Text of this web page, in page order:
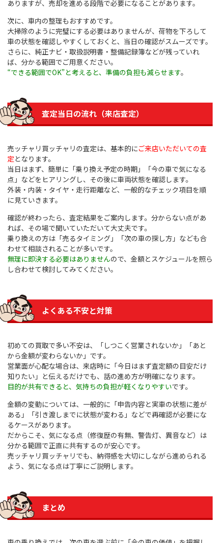
ありますが、売却を進める段階で必要になることがあります。
次に、車内の整理もおすすめです。
大掃除のように完璧にする必要はありませんが、荷物を下ろして
車の状態を確認しやすくしておくと、当日の確認がスムーズです。
さらに、純正ナビ・取扱説明書・整備記録簿などが残っていれ
ば、分かる範囲でご用意ください。
“できる範囲でOK”と考えると、準備の負担も減らせます。
査定当日の流れ（来店査定）
売ッチャリ買ッチャリの査定は、基本的にご来店いただいての査
定となります。
当日はまず、簡単に「乗り換え予定の時期」「今の車で気になる
点」などをヒアリングし、その後に車両状態を確認します。
外装・内装・タイヤ・走行距離など、一般的なチェック項目を順
に見ていきます。
確認が終わったら、査定結果をご案内します。分からない点があ
れば、その場で聞いていただいて大丈夫です。
乗り換えの方は「売るタイミング」「次の車の探し方」なども合
わせて相談されることが多いです。
無理に即決する必要はありませんので、金額とスケジュールを照ら
し合わせて検討してみてください。
よくある不安と対策
初めての買取で多い不安は、「しつこく営業されないか」「あと
から金額が変わらないか」です。
営業面が心配な場合は、来店時に「今日はまず査定額の目安だけ
知りたい」と伝えるだけでも、話の進め方が明確になります。
目的が共有できると、気持ちの負担が軽くなりやすいです。
金額の変動については、一般的に「申告内容と実車の状態に差が
ある」「引き渡しまでに状態が変わる」などで再確認が必要にな
るケースがあります。
だからこそ、気になる点（修復歴の有無、警告灯、異音など）は
分かる範囲で正直に共有するのが安心です。
売ッチャリ買ッチャリでも、納得感を大切にしながら進められる
よう、気になる点は丁寧にご説明します。
まとめ